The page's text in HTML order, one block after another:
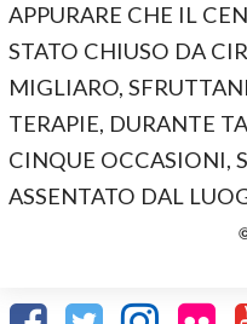
APPURARE CHE IL
STATO CHIUSO DA
MIGLIARO,
TERAPIE, DURANTE
CINQUE OCCASIONI,
ASSENTATO DAL